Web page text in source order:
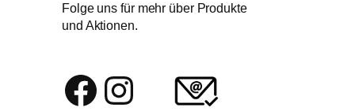
Folge uns für mehr über Produkte
und Aktionen.
Facebook Instagram